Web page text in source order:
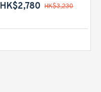
HK$2,780 HK$3,230